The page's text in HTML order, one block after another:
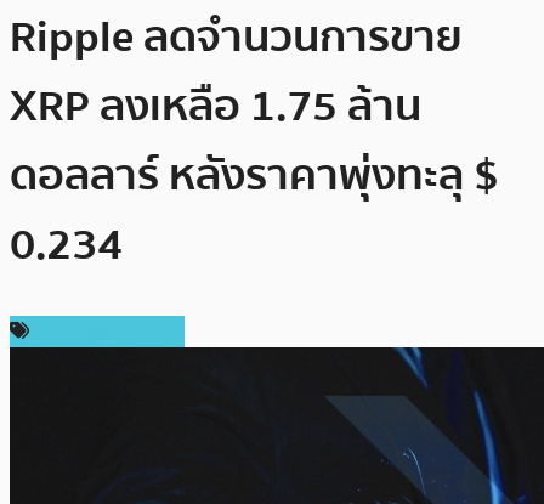
Ripple ลดจำนวนการขาย
XRP ลงเหลือ 1.75 ล้าน
ดอลลาร์ หลังราคาพุ่งทะลุ $
0.234